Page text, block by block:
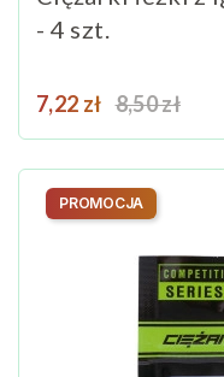
- 4 szt.
Cena
7,22 zł Cena
8,50 zł
PROMOCJA